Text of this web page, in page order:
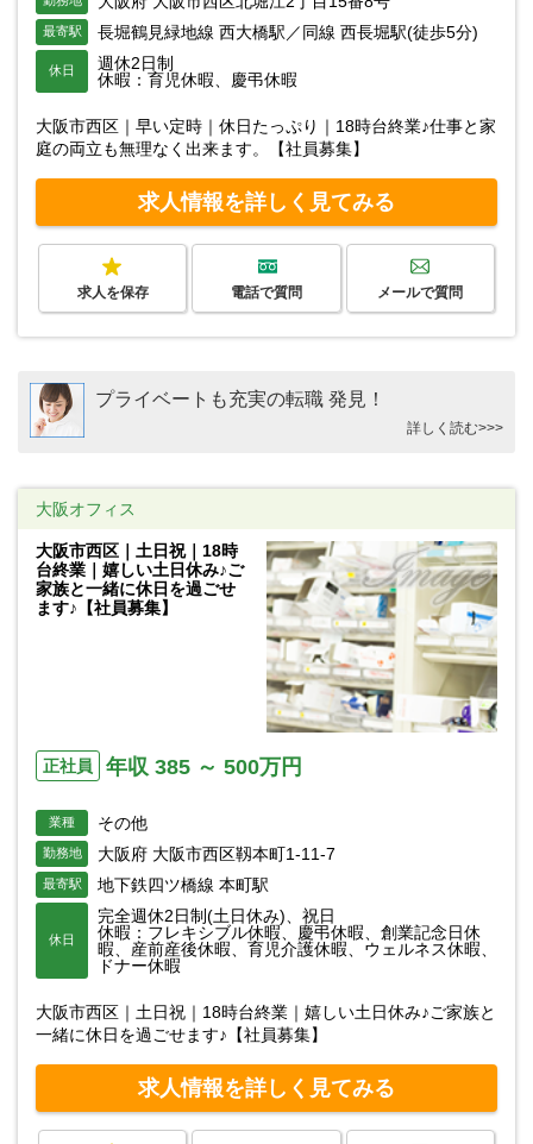
最寄駅 長堀鶴見緑地線 西大橋駅／同線 西長堀駅(徒歩5分)
休日
週休2日制
休暇：育児休暇、慶弔休暇
大阪市西区｜早い定時｜休日たっぷり｜18時台終業♪仕事と家
庭の両立も無理なく出来ます。【社員募集】
求人情報を詳しく見てみる
求人を保存 電話で質問 メールで質問
プライベートも充実の転職 発見！
詳しく読む>>>
大阪オフィス
大阪市西区｜土日祝｜18時
台終業｜嬉しい土日休み♪ご
家族と一緒に休日を過ごせ
ます♪【社員募集】
正社員 年収 385 ～ 500万円
業種 その他
勤務地 大阪府 大阪市西区靱本町1-11-7
最寄駅 地下鉄四ツ橋線 本町駅
休日
完全週休2日制(土日休み)、祝日
休暇：フレキシブル休暇、慶弔休暇、創業記念日休
暇、産前産後休暇、育児介護休暇、ウェルネス休暇、
ドナー休暇
大阪市西区｜土日祝｜18時台終業｜嬉しい土日休み♪ご家族と
一緒に休日を過ごせます♪【社員募集】
求人情報を詳しく見てみる